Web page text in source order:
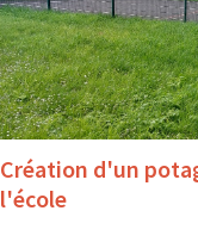
Création d'un
l'école